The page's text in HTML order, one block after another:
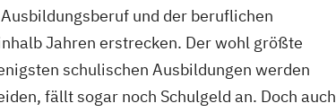
und der beruflichen
Jahren erstrecken. Der wohl größte
schulischen Ausbildungen werden
fällt sogar noch Schulgeld an. Doch auch